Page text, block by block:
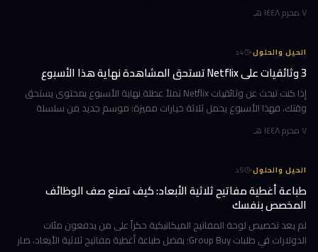
٧ محرم ١٤٤٨ هـ
الحيل والحلول·
4د
3 وثائقيات على Netflix تستحق المشاهدة نهاية هذا الأسبوع
إذا كنت تبحث عن وثائقيات Netflix تملأ عطلة نهاية الأسبوع بمحتوى يستحق
وقتك، فهذا الأسبوع يحمل ثلاثة خيارات مميزة: موسم جديد من سلسلة
٧ محرم ١٤٤٨ هـ
الحيل والحلول·
5د
طباعة أغطية مفاتيح ثلاثية الأبعاد: كيف تصنع صف الوظائف
المخصص بنفسك
لم يعد تخصيص لوحة المفاتيح الميكانيكية حكراً على من يدفعون مئات
الدولارات في طلبات Group Buy؛ بفضل طباعة أغطية مفاتيح ثلاثية الأبعاد، صار